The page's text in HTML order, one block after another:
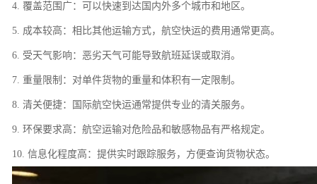
4. 覆盖范围广：可以快速到达国内外多个城市和地区。
5. 成本较高：相比其他运输方式，航空快运的费用通常更高。
6. 受天气影响：恶劣天气可能导致航班延误或取消。
7. 重量限制：对单件货物的重量和体积有一定限制。
8. 清关便捷：国际航空快运通常提供专业的清关服务。
9. 环保要求高：航空运输对危险品和敏感物品有严格规定。
10. 信息化程度高：提供实时跟踪服务，方便查询货物状态。